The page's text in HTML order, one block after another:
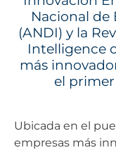
Nacional de
(ANDI) y la
Intelligence
más
el primer
Ubicada en el
empresas más